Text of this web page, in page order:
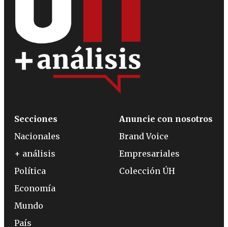
Secciones
Nacionales
+ análisis
Política
Economía
Mundo
País
Anuncie con nosotros
Brand Voice
Empresariales
Colección ÚH